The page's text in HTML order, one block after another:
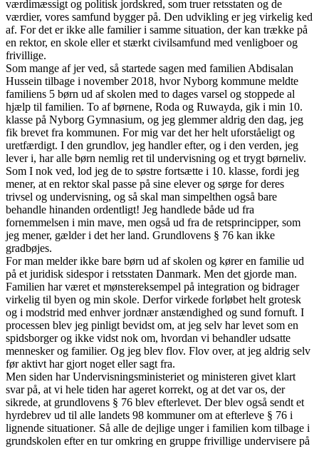
værdimæssigt og politisk jordskred, som truer retsstaten og de
værdier, vores samfund bygger på. Den udvikling er jeg virkelig ked
af. For det er ikke alle familier i samme situation, der kan trække på
en rektor, en skole eller et stærkt civilsamfund med venligboer og
frivillige.
Som mange af jer ved, så startede sagen med familien Abdisalan
Hussein tilbage i november 2018, hvor Nyborg kommune meldte
familiens 5 børn ud af skolen med to dages varsel og stoppede al
hjælp til familien. To af børnene, Roda og Ruwayda, gik i min 10.
klasse på Nyborg Gymnasium, og jeg glemmer aldrig den dag, jeg
fik brevet fra kommunen. For mig var det her helt uforståeligt og
uretfærdigt. I den grundlov, jeg handler efter, og i den verden, jeg
lever i, har alle børn nemlig ret til undervisning og et trygt børneliv.
Som I nok ved, lod jeg de to søstre fortsætte i 10. klasse, fordi jeg
mener, at en rektor skal passe på sine elever og sørge for deres
trivsel og undervisning, og så skal man simpelthen også bare
behandle hinanden ordentligt! Jeg handlede både ud fra
fornemmelsen i min mave, men også ud fra de retsprincipper, som
jeg mener, gælder i det her land. Grundlovens § 76 kan ikke
gradbøjes.
For man melder ikke bare børn ud af skolen og kører en familie ud
på et juridisk sidespor i retsstaten Danmark. Men det gjorde man.
Familien har været et mønstereksempel på integration og bidrager
virkelig til byen og min skole. Derfor virkede forløbet helt grotesk
og i modstrid med enhver jordnær anstændighed og sund fornuft. I
processen blev jeg pinligt bevidst om, at jeg selv har levet som en
spidsborger og ikke vidst nok om, hvordan vi behandler udsatte
mennesker og familier. Og jeg blev flov. Flov over, at jeg aldrig selv
før aktivt har gjort noget eller sagt fra.
Men siden har Undervisningsministeriet og ministeren givet klart
svar på, at vi hele tiden har ageret korrekt, og at det var os, der
sikrede, at grundlovens § 76 blev efterlevet. Der blev også sendt et
hyrdebrev ud til alle landets 98 kommuner om at efterleve § 76 i
lignende situationer. Så alle de dejlige unger i familien kom tilbage i
grundskolen efter en tur omkring en gruppe frivillige undervisere på